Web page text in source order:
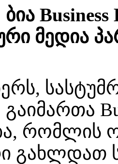
ბია
მედია
რომლის
გახლდათ